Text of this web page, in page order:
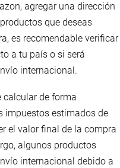
agregar una dirección
que deseas
es recomendable verificar
a tu país o si será
internacional.
calcular de forma
impuestos estimados de
el valor final de la compra
algunos productos
internacional debido a